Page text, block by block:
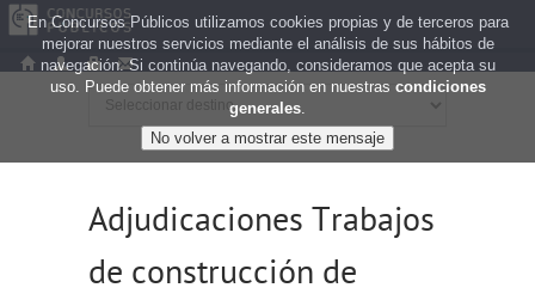
Adjudicaciones Trabajos
de construcción de
En Concursos Públicos utilizamos cookies propias y de terceros para
mejorar nuestros servicios mediante el análisis de sus hábitos de
navegación. Si continúa navegando, consideramos que acepta su
uso. Puede obtener más información en nuestras condiciones
generales.